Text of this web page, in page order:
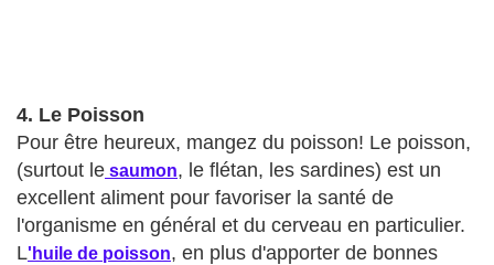
4. Le Poisson
Pour être heureux, mangez du poisson! Le poisson,
(surtout le saumon, le flétan, les sardines) est un
excellent aliment pour favoriser la santé de
l'organisme en général et du cerveau en particulier.
L'huile de poisson, en plus d'apporter de bonnes